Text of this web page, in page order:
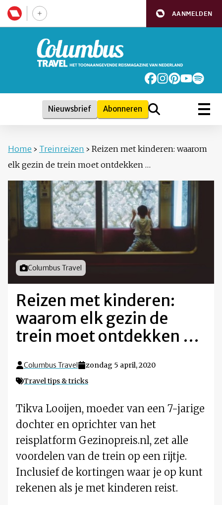
AANMELDEN
Nieuwsbrief Abonneren
Home › Treinreizen › Reizen met kinderen: waarom
elk gezin de trein moet ontdekken …
Foto door
Columbus Travel
Reizen met kinderen:
waarom elk gezin de
trein moet ontdekken …
Columbus Travel
zondag 5 april, 2020
Travel tips & tricks
Tikva Looijen, moeder van een 7-jarige
dochter en oprichter van het
reisplatform Gezinopreis.nl, zet alle
voordelen van de trein op een rijtje.
Inclusief de kortingen waar je op kunt
rekenen als je met kinderen reist.